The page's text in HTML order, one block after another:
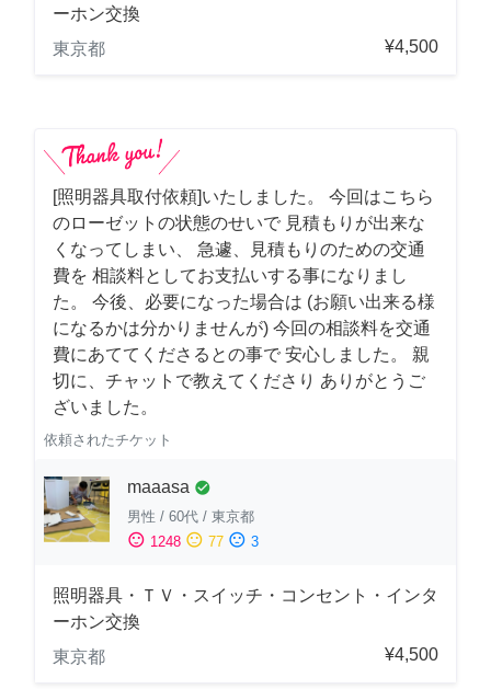
ーホン交換
東京都
¥4,500
[照明器具取付依頼]いたしました。 今回はこちら
のローゼットの状態のせいで 見積もりが出来な
くなってしまい、 急遽、見積もりのための交通
費を 相談料としてお支払いする事になりまし
た。 今後、必要になった場合は (お願い出来る様
になるかは分かりませんが) 今回の相談料を交通
費にあててくださるとの事で 安心しました。 親
切に、チャットで教えてくださり ありがとうご
ざいました。
依頼されたチケット
maaasa check_circle
男性 / 60代 / 東京都
sentiment_satisfied 1248 sentiment_neutral 77 sentiment_dissatisfied 3
照明器具・ＴＶ・スイッチ・コンセント・インタ
ーホン交換
東京都
¥4,500